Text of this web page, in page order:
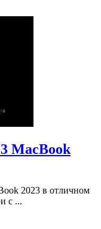
MacBook
2023 в отличном
с ...